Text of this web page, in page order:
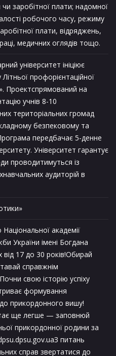
заробітної плати; надомної
робочого часу, режиму
плати, відряджень,
медичних оглядів тощо.
університет ініціює
профорієнтаційної
Проектспрямований на
учнів 8-10
територіальних громад
безпековому та
передбачає 5-денне
Університет гарантує
проводитимуться із
аудиторій в
академії
України імені Богдана
17 до 30 років!Обирай
справжнім
свою історію успіху
формування
прикордонного вишу!
ще легше — заповнюй
прикордонної родини за
питань
справ звертатися до